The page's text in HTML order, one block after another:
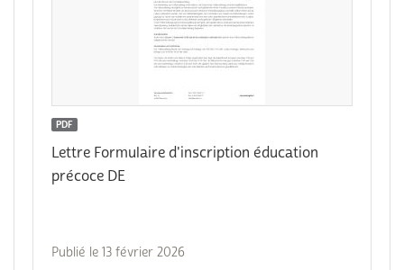
PDF
Lettre Formulaire d'inscription éducation
précoce DE
Publié le 13 février 2026